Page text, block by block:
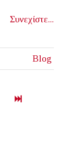
Συνεχίστε...
Blog